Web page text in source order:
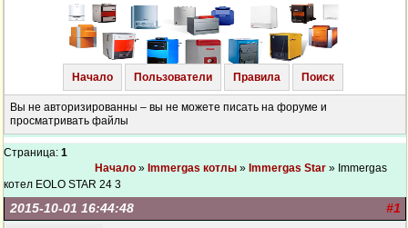
Начало Пользователи Правила Поиск
Вы не авторизированны – вы не можете писать на форуме и
просматривать файлы
Страница: 1
Начало » Immergas котлы » Immergas Star » Immergas
котел EOLO STAR 24 3
#1
2015-10-01 16:44:48